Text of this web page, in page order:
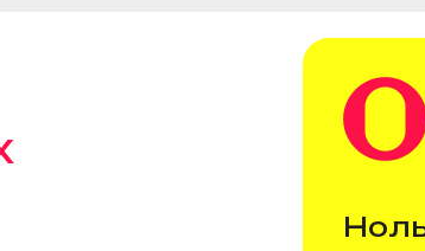
калорий